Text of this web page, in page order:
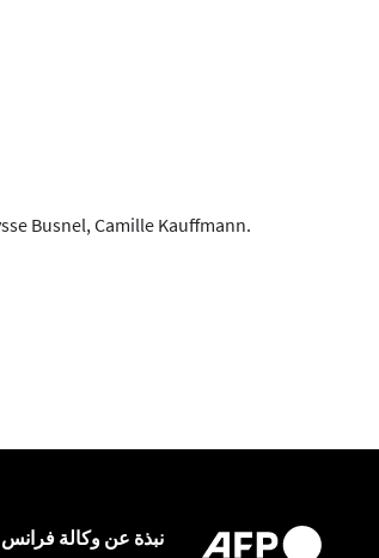
Busnel, Camille Kauffmann.
نبذة عن وكالة